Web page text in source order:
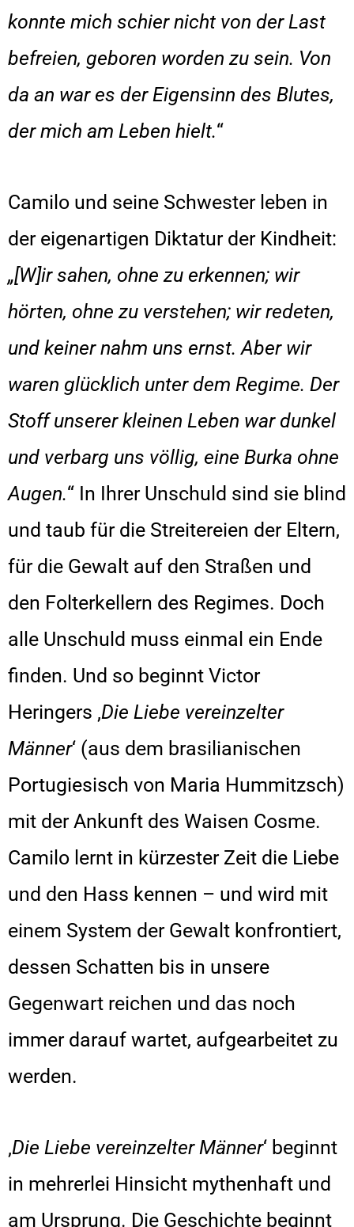
konnte mich schier nicht von der Last
befreien, geboren worden zu sein. Von
da an war es der Eigensinn des Blutes,
der mich am Leben hielt.“
Camilo und seine Schwester leben in
der eigenartigen Diktatur der Kindheit:
„[W]ir sahen, ohne zu erkennen; wir
hörten, ohne zu verstehen; wir redeten,
und keiner nahm uns ernst. Aber wir
waren glücklich unter dem Regime. Der
Stoff unserer kleinen Leben war dunkel
und verbarg uns völlig, eine Burka ohne
Augen.“ In Ihrer Unschuld sind sie blind
und taub für die Streitereien der Eltern,
für die Gewalt auf den Straßen und
den Folterkellern des Regimes. Doch
alle Unschuld muss einmal ein Ende
finden. Und so beginnt Victor
Heringers ‚Die Liebe vereinzelter
Männer‘ (aus dem brasilianischen
Portugiesisch von Maria Hummitzsch)
mit der Ankunft des Waisen Cosme.
Camilo lernt in kürzester Zeit die Liebe
und den Hass kennen – und wird mit
einem System der Gewalt konfrontiert,
dessen Schatten bis in unsere
Gegenwart reichen und das noch
immer darauf wartet, aufgearbeitet zu
werden.
‚Die Liebe vereinzelter Männer‘ beginnt
in mehrerlei Hinsicht mythenhaft und
am Ursprung. Die Geschichte beginnt